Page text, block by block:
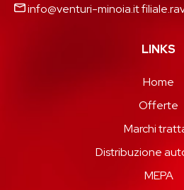
info@venturi-minoia.it
LINKS
Home
Offerte
Marchi
Distribuzione
MEPA